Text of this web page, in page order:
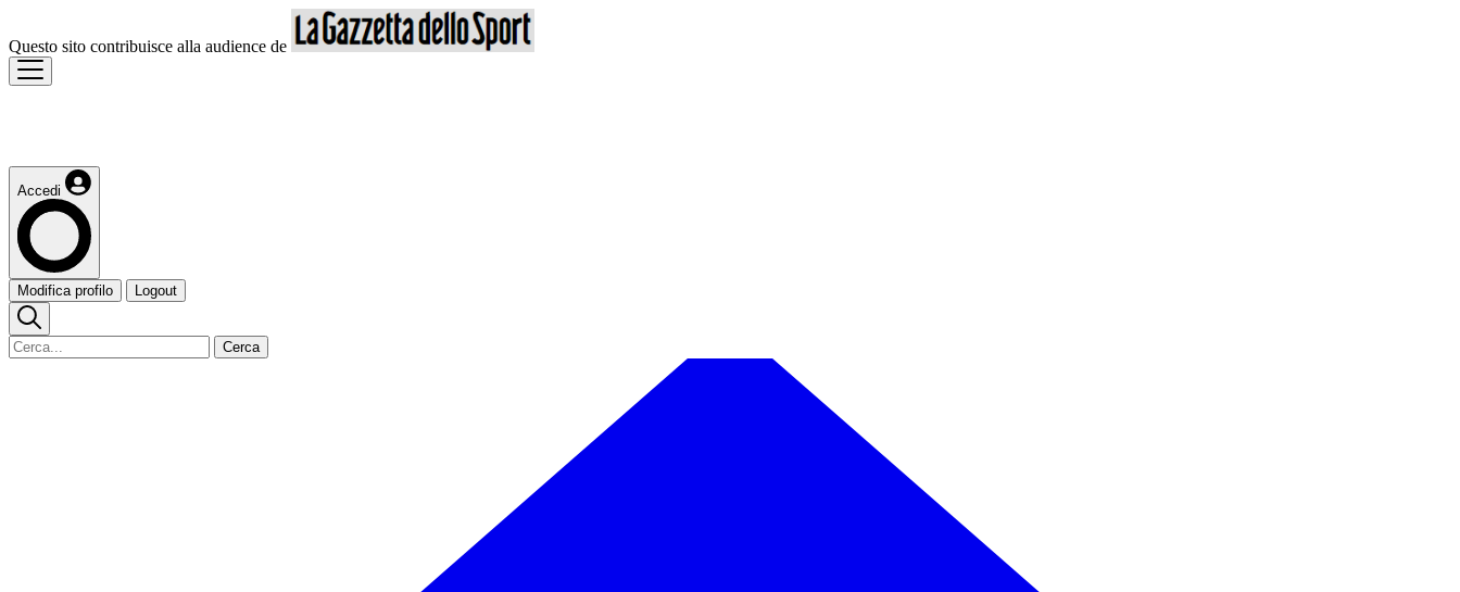
Questo sito contribuisce alla audience de
Accedi
Modifica profilo Logout
Cerca